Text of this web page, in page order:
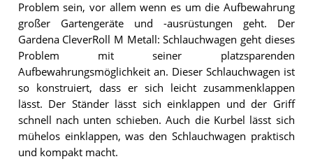
Problem sein, vor allem wenn es um die Aufbewahrung
großer Gartengeräte und -ausrüstungen geht. Der
Gardena CleverRoll M Metall: Schlauchwagen geht dieses
Problem mit seiner platzsparenden
Aufbewahrungsmöglichkeit an. Dieser Schlauchwagen ist
so konstruiert, dass er sich leicht zusammenklappen
lässt. Der Ständer lässt sich einklappen und der Griff
schnell nach unten schieben. Auch die Kurbel lässt sich
mühelos einklappen, was den Schlauchwagen praktisch
und kompakt macht.